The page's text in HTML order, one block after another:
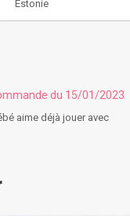
Estonie
du 15/01/2023
aime déjà jouer avec